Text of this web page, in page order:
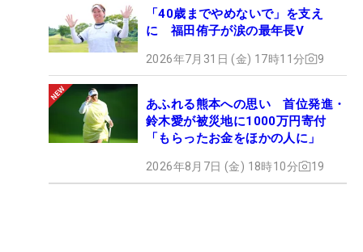
「40歳までやめないで」を支え
に 福田侑子が涙の最年長V
2026年7月31日 (金) 17時11分 9
あふれる熊本への思い 首位発進・
鈴木愛が被災地に1000万円寄付
「もらったお金をほかの人に」
2026年8月7日 (金) 18時10分 19